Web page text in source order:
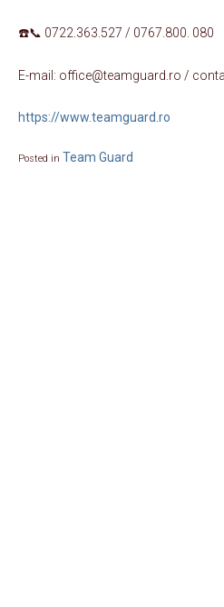
☎️📞 0722.363.527 / 0767.800. 080
E-mail: office@teamguard.ro /
https://www.teamguard.ro
Posted in Team Guard